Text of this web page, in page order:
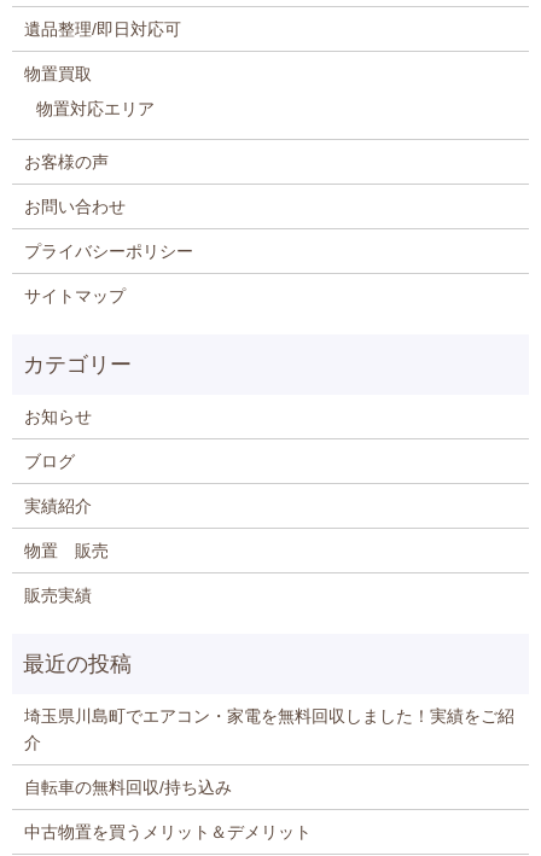
遺品整理/即日対応可
物置買取
物置対応エリア
お客様の声
お問い合わせ
プライバシーポリシー
サイトマップ
お知らせ
ブログ
実績紹介
物置 販売
販売実績
埼玉県川島町でエアコン・家電を無料回収しました！実績をご紹
介
自転車の無料回収/持ち込み
中古物置を買うメリット＆デメリット